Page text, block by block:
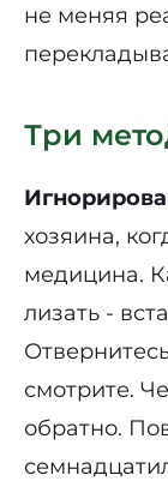
не меняя
Три
хозяина,
медицина.
лизать -
смотрите.
обратно.